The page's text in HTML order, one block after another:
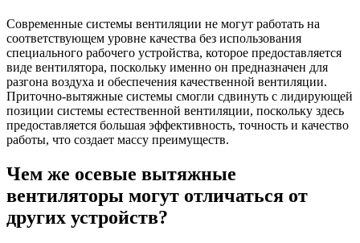
Современные системы вентиляции не могут работать на
соответствующем уровне качества без использования
специального рабочего устройства, которое предоставляется
виде вентилятора, поскольку именно он предназначен для
разгона воздуха и обеспечения качественной вентиляции.
Приточно-вытяжные системы смогли сдвинуть с лидирующей
позиции системы естественной вентиляции, поскольку здесь
предоставляется большая эффективность, точность и качество
работы, что создает массу преимуществ.
Чем же осевые вытяжные
вентиляторы могут отличаться от
других устройств?